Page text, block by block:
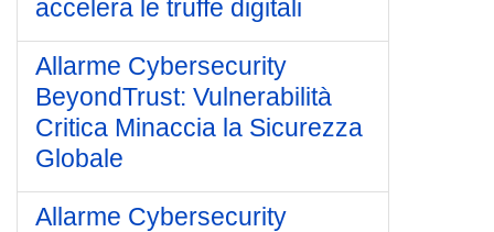
accelera le truffe digitali
Allarme Cybersecurity
BeyondTrust: Vulnerabilità
Critica Minaccia la Sicurezza
Globale
Allarme Cybersecurity